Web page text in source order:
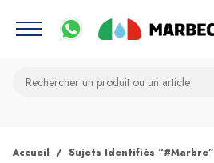
Accueil Sujets Identifiés “#marbre”